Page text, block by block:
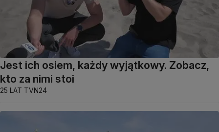
Jest ich osiem, każdy wyjątkowy. Zobacz,
kto za nimi stoi
25 LAT TVN24